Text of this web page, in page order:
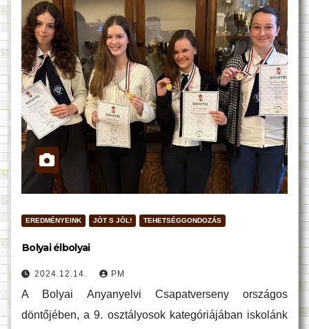
EREDMÉNYEINK JÓT S JÓL! TEHETSÉGGONDOZÁS
Bolyai élbolyai
2024.12.14. PM
A Bolyai Anyanyelvi Csapatverseny országos
döntőjében, a 9. osztályosok kategóriájában iskolánk